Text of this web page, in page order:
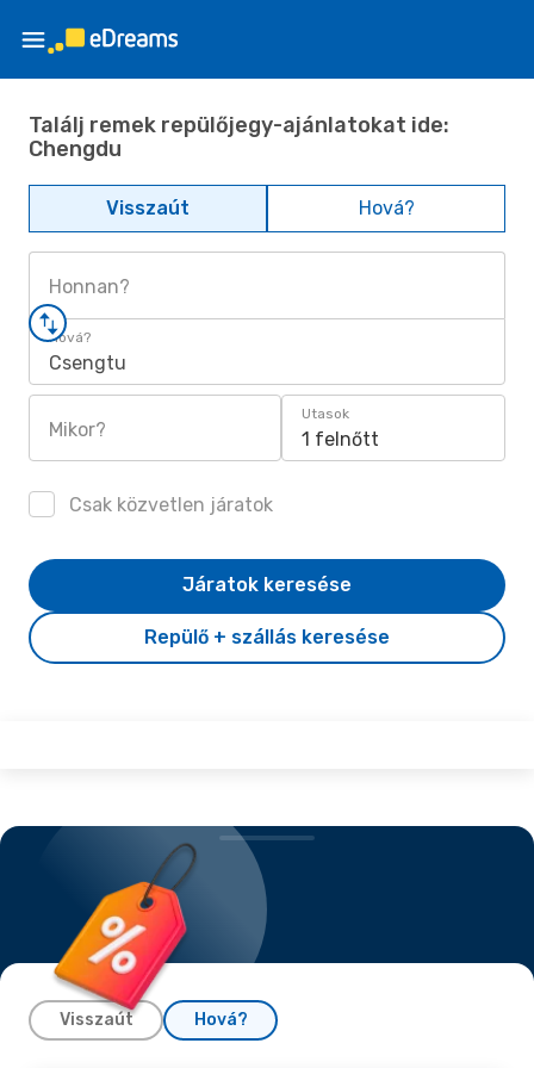
Találj remek repülőjegy-ajánlatokat ide:
Chengdu
Visszaút Hová?
Honnan?
Hová?
Csengtu
Mikor?
Utasok
1 felnőtt
Csak közvetlen járatok
Repülő + szállás keresése
Járatok keresése
Visszaút Hová?